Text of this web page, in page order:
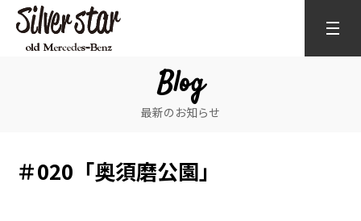
Blog
最新のお知らせ
＃020「奥須磨公園」